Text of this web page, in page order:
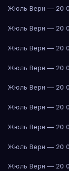
Жюль Верн — 20
Жюль Верн — 20
Жюль Верн — 20
Жюль Верн — 20
Жюль Верн — 20
Жюль Верн — 20
Жюль Верн — 20
Жюль Верн — 20
Жюль Верн — 20